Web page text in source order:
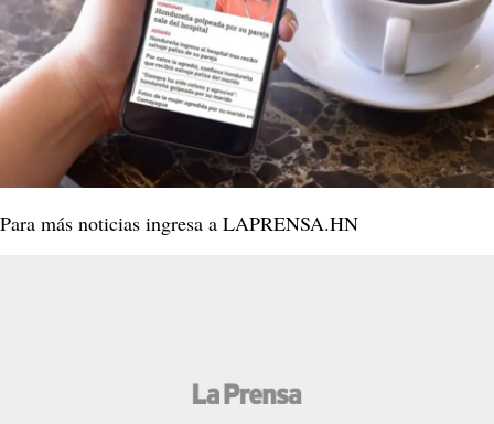
Para más noticias ingresa a LAPRENSA.HN